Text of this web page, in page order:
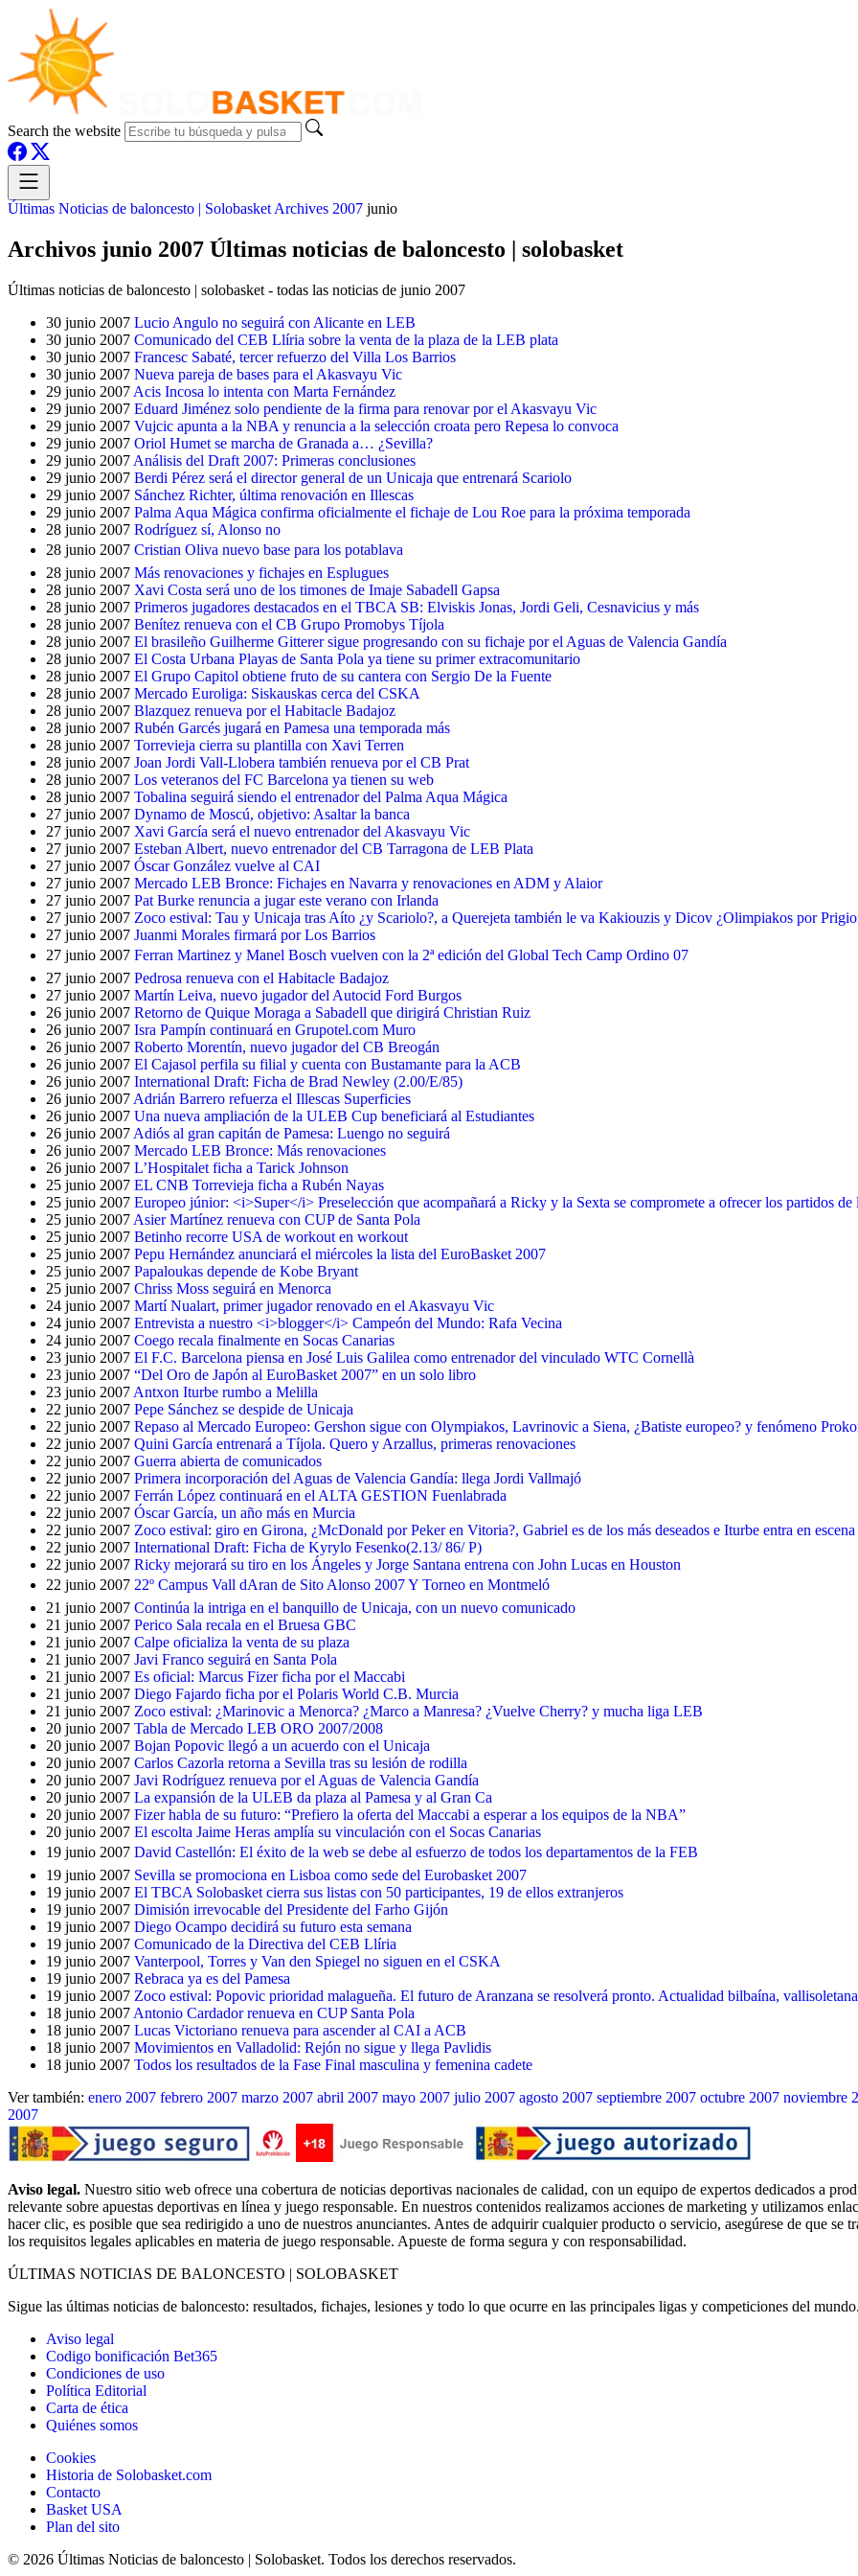
Search the website
Últimas Noticias de baloncesto | Solobasket Archives 2007 junio
Archivos junio 2007 Últimas noticias de baloncesto | solobasket
Últimas noticias de baloncesto | solobasket - todas las noticias de junio 2007
30 junio 2007 Lucio Angulo no seguirá con Alicante en LEB
30 junio 2007 Comunicado del CEB Llíria sobre la venta de la plaza de la LEB plata
30 junio 2007 Francesc Sabaté, tercer refuerzo del Villa Los Barrios
30 junio 2007 Nueva pareja de bases para el Akasvayu Vic
29 junio 2007 Acis Incosa lo intenta con Marta Fernández
29 junio 2007 Eduard Jiménez solo pendiente de la firma para renovar por el Akasvayu Vic
29 junio 2007 Vujcic apunta a la NBA y renuncia a la selección croata pero Repesa lo convoca
29 junio 2007 Oriol Humet se marcha de Granada a… ¿Sevilla?
29 junio 2007 Análisis del Draft 2007: Primeras conclusiones
29 junio 2007 Berdi Pérez será el director general de un Unicaja que entrenará Scariolo
29 junio 2007 Sánchez Richter, última renovación en Illescas
29 junio 2007 Palma Aqua Mágica confirma oficialmente el fichaje de Lou Roe para la próxima temporada
28 junio 2007 Rodríguez sí, Alonso no
28 junio 2007 Cristian Oliva nuevo base para los potablava
28 junio 2007 Más renovaciones y fichajes en Esplugues
28 junio 2007 Xavi Costa será uno de los timones de Imaje Sabadell Gapsa
28 junio 2007 Primeros jugadores destacados en el TBCA SB: Elviskis Jonas, Jordi Geli, Cesnavicius y más
28 junio 2007 Benítez renueva con el CB Grupo Promobys Tíjola
28 junio 2007 El brasileño Guilherme Gitterer sigue progresando con su fichaje por el Aguas de Valencia Gandía
28 junio 2007 El Costa Urbana Playas de Santa Pola ya tiene su primer extracomunitario
28 junio 2007 El Grupo Capitol obtiene fruto de su cantera con Sergio De la Fuente
28 junio 2007 Mercado Euroliga: Siskauskas cerca del CSKA
28 junio 2007 Blazquez renueva por el Habitacle Badajoz
28 junio 2007 Rubén Garcés jugará en Pamesa una temporada más
28 junio 2007 Torrevieja cierra su plantilla con Xavi Terren
28 junio 2007 Joan Jordi Vall-Llobera también renueva por el CB Prat
28 junio 2007 Los veteranos del FC Barcelona ya tienen su web
28 junio 2007 Tobalina seguirá siendo el entrenador del Palma Aqua Mágica
27 junio 2007 Dynamo de Moscú, objetivo: Asaltar la banca
27 junio 2007 Xavi García será el nuevo entrenador del Akasvayu Vic
27 junio 2007 Esteban Albert, nuevo entrenador del CB Tarragona de LEB Plata
27 junio 2007 Óscar González vuelve al CAI
27 junio 2007 Mercado LEB Bronce: Fichajes en Navarra y renovaciones en ADM y Alaior
27 junio 2007 Pat Burke renuncia a jugar este verano con Irlanda
27 junio 2007 Zoco estival: Tau y Unicaja tras Aíto ¿y Scariolo?, a Querejeta también le va Kakiouzis y Dicov ¿Olimpiakos por
27 junio 2007 Juanmi Morales firmará por Los Barrios
27 junio 2007 Ferran Martinez y Manel Bosch vuelven con la 2ª edición del Global Tech Camp Ordino 07
27 junio 2007 Pedrosa renueva con el Habitacle Badajoz
27 junio 2007 Martín Leiva, nuevo jugador del Autocid Ford Burgos
26 junio 2007 Retorno de Quique Moraga a Sabadell que dirigirá Christian Ruiz
26 junio 2007 Isra Pampín continuará en Grupotel.com Muro
26 junio 2007 Roberto Morentín, nuevo jugador del CB Breogán
26 junio 2007 El Cajasol perfila su filial y cuenta con Bustamante para la ACB
26 junio 2007 International Draft: Ficha de Brad Newley (2.00/E/85)
26 junio 2007 Adrián Barrero refuerza el Illescas Superficies
26 junio 2007 Una nueva ampliación de la ULEB Cup beneficiará al Estudiantes
26 junio 2007 Adiós al gran capitán de Pamesa: Luengo no seguirá
26 junio 2007 Mercado LEB Bronce: Más renovaciones
26 junio 2007 L’Hospitalet ficha a Tarick Johnson
25 junio 2007 EL CNB Torrevieja ficha a Rubén Nayas
25 junio 2007 Europeo júnior: <i>Super</i> Preselección que acompañará a Ricky y la Sexta se compromete a ofrecer los partidos de
25 junio 2007 Asier Martínez renueva con CUP de Santa Pola
25 junio 2007 Betinho recorre USA de workout en workout
25 junio 2007 Pepu Hernández anunciará el miércoles la lista del EuroBasket 2007
25 junio 2007 Papaloukas depende de Kobe Bryant
25 junio 2007 Chriss Moss seguirá en Menorca
24 junio 2007 Martí Nualart, primer jugador renovado en el Akasvayu Vic
24 junio 2007 Entrevista a nuestro <i>blogger</i> Campeón del Mundo: Rafa Vecina
24 junio 2007 Coego recala finalmente en Socas Canarias
23 junio 2007 El F.C. Barcelona piensa en José Luis Galilea como entrenador del vinculado WTC Cornellà
23 junio 2007 “Del Oro de Japón al EuroBasket 2007” en un solo libro
23 junio 2007 Antxon Iturbe rumbo a Melilla
22 junio 2007 Pepe Sánchez se despide de Unicaja
22 junio 2007 Repaso al Mercado Europeo: Gershon sigue con Olympiakos, Lavrinovic a Siena, ¿Batiste europeo? y fenómeno
22 junio 2007 Quini García entrenará a Tíjola. Quero y Arzallus, primeras renovaciones
22 junio 2007 Guerra abierta de comunicados
22 junio 2007 Primera incorporación del Aguas de Valencia Gandía: llega Jordi Vallmajó
22 junio 2007 Ferrán López continuará en el ALTA GESTION Fuenlabrada
22 junio 2007 Óscar García, un año más en Murcia
22 junio 2007 Zoco estival: giro en Girona, ¿McDonald por Peker en Vitoria?, Gabriel es de los más deseados e Iturbe entra en escena
22 junio 2007 International Draft: Ficha de Kyrylo Fesenko(2.13/ 86/ P)
22 junio 2007 Ricky mejorará su tiro en los Ángeles y Jorge Santana entrena con John Lucas en Houston
22 junio 2007 22º Campus Vall dAran de Sito Alonso 2007 Y Torneo en Montmeló
21 junio 2007 Continúa la intriga en el banquillo de Unicaja, con un nuevo comunicado
21 junio 2007 Perico Sala recala en el Bruesa GBC
21 junio 2007 Calpe oficializa la venta de su plaza
21 junio 2007 Javi Franco seguirá en Santa Pola
21 junio 2007 Es oficial: Marcus Fizer ficha por el Maccabi
21 junio 2007 Diego Fajardo ficha por el Polaris World C.B. Murcia
21 junio 2007 Zoco estival: ¿Marinovic a Menorca? ¿Marco a Manresa? ¿Vuelve Cherry? y mucha liga LEB
20 junio 2007 Tabla de Mercado LEB ORO 2007/2008
20 junio 2007 Bojan Popovic llegó a un acuerdo con el Unicaja
20 junio 2007 Carlos Cazorla retorna a Sevilla tras su lesión de rodilla
20 junio 2007 Javi Rodríguez renueva por el Aguas de Valencia Gandía
20 junio 2007 La expansión de la ULEB da plaza al Pamesa y al Gran Ca
20 junio 2007 Fizer habla de su futuro: “Prefiero la oferta del Maccabi a esperar a los equipos de la NBA”
20 junio 2007 El escolta Jaime Heras amplía su vinculación con el Socas Canarias
19 junio 2007 David Castellón: El éxito de la web se debe al esfuerzo de todos los departamentos de la FEB
19 junio 2007 Sevilla se promociona en Lisboa como sede del Eurobasket 2007
19 junio 2007 El TBCA Solobasket cierra sus listas con 50 participantes, 19 de ellos extranjeros
19 junio 2007 Dimisión irrevocable del Presidente del Farho Gijón
19 junio 2007 Diego Ocampo decidirá su futuro esta semana
19 junio 2007 Comunicado de la Directiva del CEB Llíria
19 junio 2007 Vanterpool, Torres y Van den Spiegel no siguen en el CSKA
19 junio 2007 Rebraca ya es del Pamesa
19 junio 2007 Zoco estival: Popovic prioridad malagueña. El futuro de Aranzana se resolverá pronto. Actualidad bilbaína,
18 junio 2007 Antonio Cardador renueva en CUP Santa Pola
18 junio 2007 Lucas Victoriano renueva para ascender al CAI a ACB
18 junio 2007 Movimientos en Valladolid: Rejón no sigue y llega Pavlidis
18 junio 2007 Todos los resultados de la Fase Final masculina y femenina cadete
Ver también: enero 2007 febrero 2007 marzo 2007 abril 2007 mayo 2007 julio 2007 agosto 2007 septiembre 2007 octubre 2007 noviembre
2007
Aviso legal. Nuestro sitio web ofrece una cobertura de noticias deportivas nacionales de calidad, con un equipo de expertos dedicados a
relevante sobre apuestas deportivas en línea y juego responsable. En nuestros contenidos realizamos acciones de marketing y utilizamos
hacer clic, es posible que sea redirigido a uno de nuestros anunciantes. Antes de adquirir cualquier producto o servicio, asegúrese de que
los requisitos legales aplicables en materia de juego responsable. Apueste de forma segura y con responsabilidad.
ÚLTIMAS NOTICIAS DE BALONCESTO | SOLOBASKET
Sigue las últimas noticias de baloncesto: resultados, fichajes, lesiones y todo lo que ocurre en las principales ligas y competiciones del
Aviso legal
Codigo bonificación Bet365
Condiciones de uso
Política Editorial
Carta de ética
Quiénes somos
Cookies
Historia de Solobasket.com
Contacto
Basket USA
Plan del sito
© 2026 Últimas Noticias de baloncesto | Solobasket. Todos los derechos reservados.